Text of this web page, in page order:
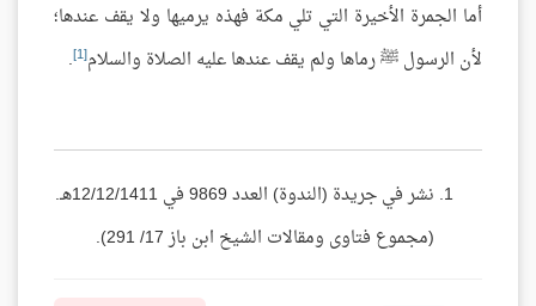
أما الجمرة الأخيرة التي تلي مكة فهذه يرميها ولا يقف عندها؛
لأن الرسول ﷺ رماها ولم يقف عندها عليه الصلاة والسلام[1]
.
نشر في جريدة (الندوة) العدد 9869 في 12/12/1411هـ.
(مجموع فتاوى ومقالات الشيخ ابن باز 17/ 291).